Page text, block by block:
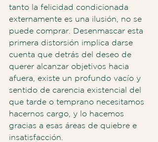
tanto la felicidad condicionada
externamente es una ilusión, no se
puede comprar. Desenmascar esta
primera distorsión implica darse
cuenta que detrás del deseo de
querer alcanzar objetivos hacia
afuera, existe un profundo vacío y
sentido de carencia existencial del
que tarde o temprano necesitamos
hacernos cargo, y lo hacemos
gracias a esas áreas de quiebre e
insatisfacción.